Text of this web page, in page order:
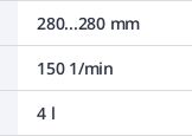
280...280 mm
150 1/min
4 l